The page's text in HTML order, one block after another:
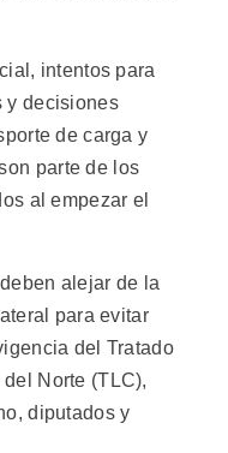
intentos para
y decisiones
de carga y
parte de los
al empezar el
alejar de la
para evitar
del Tratado
Norte (TLC),
diputados y